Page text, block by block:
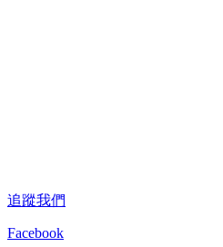
追蹤我們
Facebook